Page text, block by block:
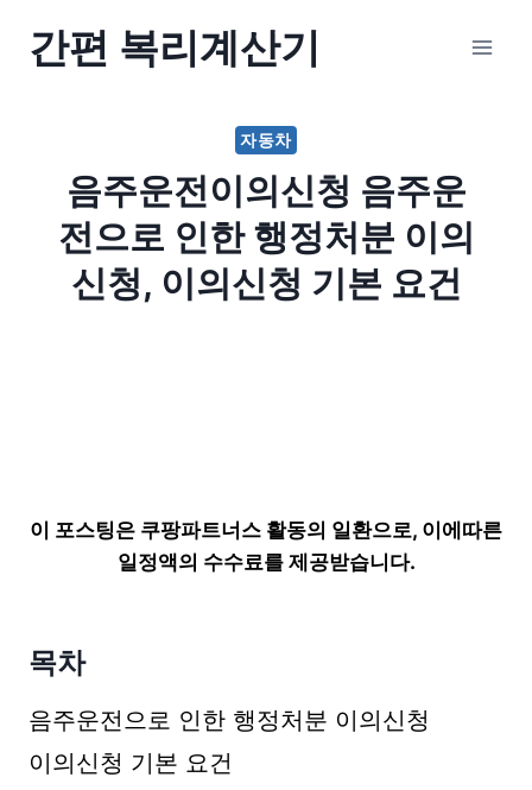
간편 복리계산기
자동차
음주운전이의신청 음주운
전으로 인한 행정처분 이의
신청, 이의신청 기본 요건
이 포스팅은 쿠팡파트너스 활동의 일환으로, 이에따른
일정액의 수수료를 제공받습니다.
목차
음주운전으로 인한 행정처분 이의신청
이의신청 기본 요건